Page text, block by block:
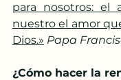
para nosotros: el
nuestro el amor
Dios.» Papa
¿Cómo hacer la